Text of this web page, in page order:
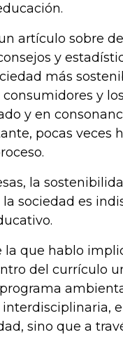
artículo sobre
y
más
y
y en
pocas
la
sociedad es
la que hablo
del currículo
sino que a